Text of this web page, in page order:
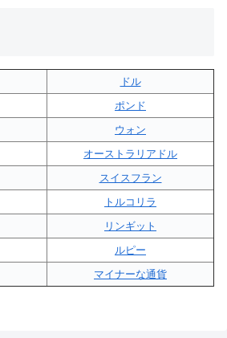
ドル
ポンド
ウォン
オーストラリアドル
スイスフラン
トルコリラ
リンギット
ルピー
マイナーな通貨